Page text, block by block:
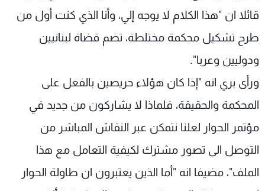
قائلا ان "هذا الكلام لا يوجه إلي، وأنا الذي كنت أول من
طرح تشكيل محكمة مختلطة، تضم قضاة لبنانيين
ودوليين وعربا".
ورأى بري انه "إذا كان هؤلاء حريصين بالفعل على
المحكمة والحقيقة، فلماذا لا يشاركون من جديد في
مؤتمر الحوار لعلنا نتمكن عبر النقاش المباشر من
التوصل الى تصور مشترك لكيفية التعامل مع هذا
الملف"، مضيفا انه "أما الذين يعتبرون ان طاولة الحوار